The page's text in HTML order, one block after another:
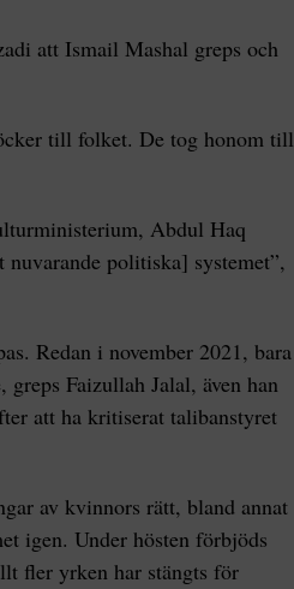
att Ismail Mashal greps och
till folket. De tog honom till
Abdul Haq
politiska] systemet”,
Redan i november 2021, bara
greps Faizullah Jalal, även han
att ha kritiserat talibanstyret
av kvinnors rätt, bland annat
igen. Under hösten förbjöds
fler yrken har stängts för